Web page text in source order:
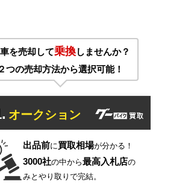
を売却して乗換しませんか？
２つの売却方法から選択可能！
オークション
出品前に買取相場が分かる！
3000社の中から最高入札店の
みとやり取りで完結。